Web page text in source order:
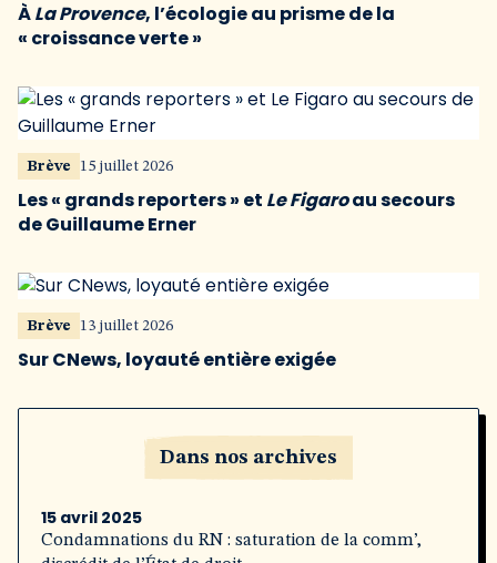
ÀLa Provence, l’écologie au prisme de la
« croissance verte »
Brève 15 juillet 2026
Les « grands reporters » et Le Figaroau secours
de Guillaume Erner
Brève 13 juillet 2026
Sur CNews, loyauté entière exigée
Dans nos archives
15 avril 2025
Condamnations du RN : saturation de la comm’,